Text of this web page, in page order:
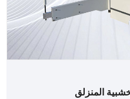
المنزلق